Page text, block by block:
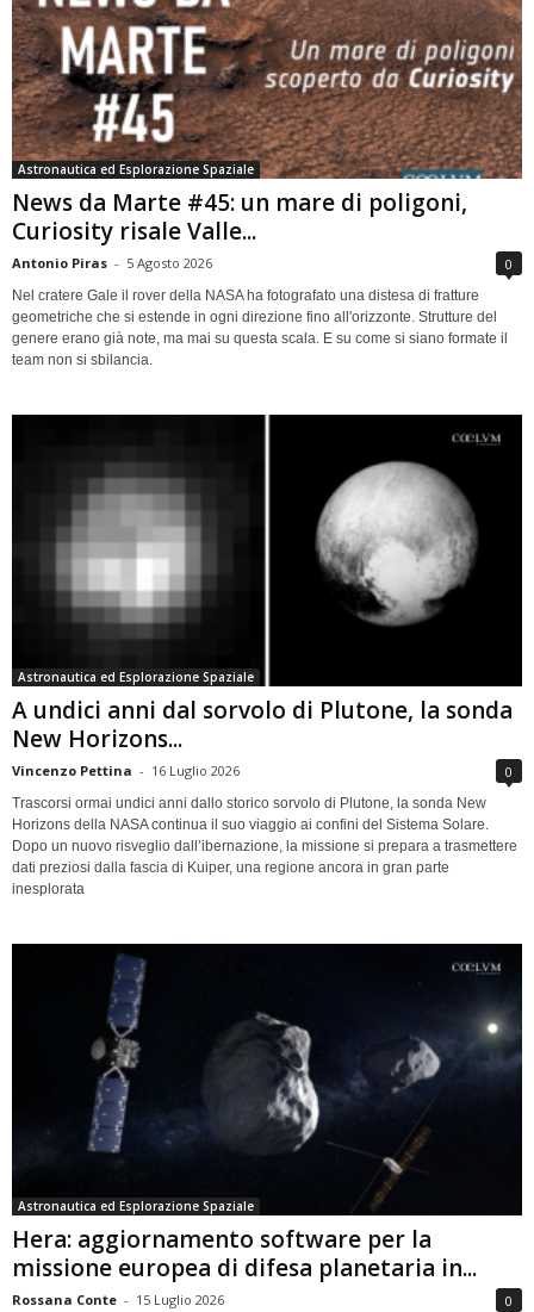
Astronautica ed Esplorazione Spaziale
News da Marte #45: un mare di poligoni,
Curiosity risale Valle...
Antonio Piras - 5 Agosto 2026 0
Nel cratere Gale il rover della NASA ha fotografato una distesa di fratture
geometriche che si estende in ogni direzione fino all'orizzonte. Strutture del
genere erano già note, ma mai su questa scala. E su come si siano formate il
team non si sbilancia.
Astronautica ed Esplorazione Spaziale
A undici anni dal sorvolo di Plutone, la sonda
New Horizons...
Vincenzo Pettina - 16 Luglio 2026 0
Trascorsi ormai undici anni dallo storico sorvolo di Plutone, la sonda New
Horizons della NASA continua il suo viaggio ai confini del Sistema Solare.
Dopo un nuovo risveglio dall’ibernazione, la missione si prepara a trasmettere
dati preziosi dalla fascia di Kuiper, una regione ancora in gran parte
inesplorata
Astronautica ed Esplorazione Spaziale
Hera: aggiornamento software per la
missione europea di difesa planetaria in...
Rossana Conte - 15 Luglio 2026 0